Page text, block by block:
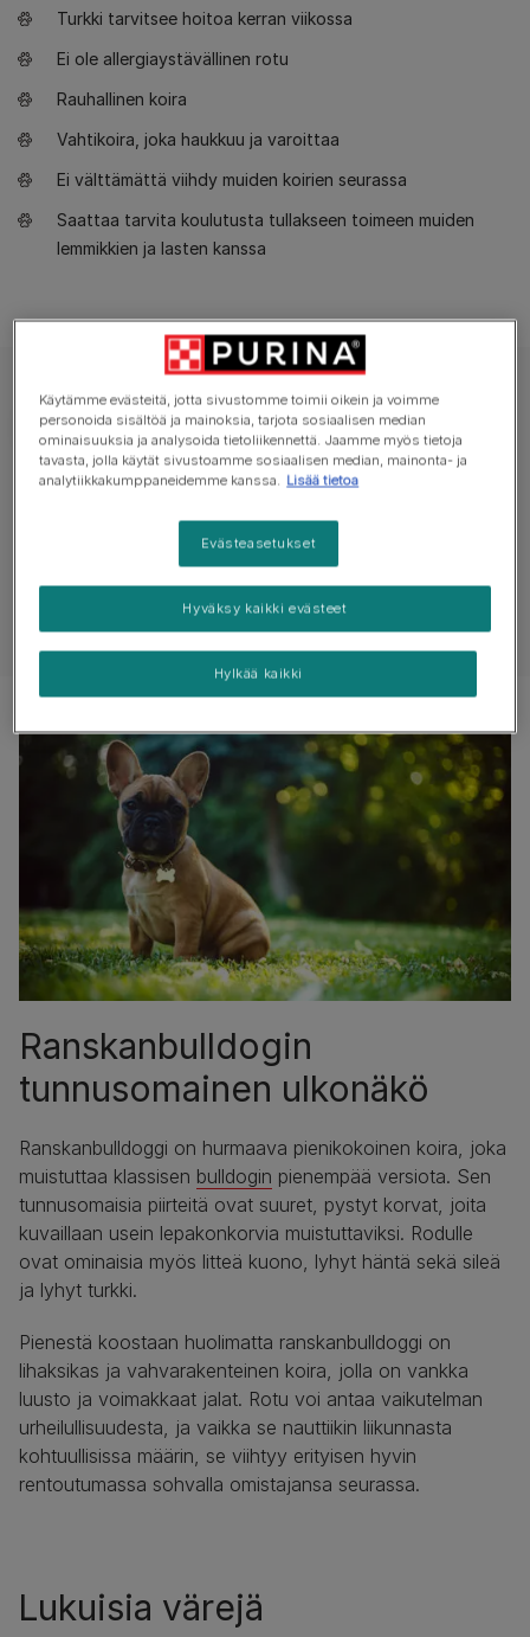
Turkki tarvitsee hoitoa kerran viikossa
Ei ole allergiaystävällinen rotu
Rauhallinen koira
Vahtikoira, joka haukkuu ja varoittaa
Ei välttämättä viihdy muiden koirien seurassa
Saattaa tarvita koulutusta tullakseen toimeen muiden
lemmikkien ja lasten kanssa
Tärkeitä faktoja
Arvostelut
Ranskanbulldogin
tunnusomainen ulkonäkö
Ranskanbulldoggi on hurmaava pienikokoinen koira, joka
muistuttaa klassisen bulldogin pienempää versiota. Sen
tunnusomaisia piirteitä ovat suuret, pystyt korvat, joita
kuvaillaan usein lepakonkorvia muistuttaviksi. Rodulle
ovat ominaisia myös litteä kuono, lyhyt häntä sekä sileä
ja lyhyt turkki.
Pienestä koostaan huolimatta ranskanbulldoggi on
lihaksikas ja vahvarakenteinen koira, jolla on vankka
luusto ja voimakkaat jalat. Rotu voi antaa vaikutelman
urheilullisuudesta, ja vaikka se nauttiikin liikunnasta
kohtuullisissa määrin, se viihtyy erityisen hyvin
rentoutumassa sohvalla omistajansa seurassa.
Lukuisia värejä
Käytämme evästeitä, jotta sivustomme toimii oikein ja voimme
personoida sisältöä ja mainoksia, tarjota sosiaalisen median
ominaisuuksia ja analysoida tietoliikennettä. Jaamme myös tietoja
tavasta, jolla käytät sivustoamme sosiaalisen median, mainonta- ja
analytiikkakumppaneidemme kanssa. Lisää tietoa
Evästeasetukset
Hylkää kaikki
Hyväksy kaikki evästeet